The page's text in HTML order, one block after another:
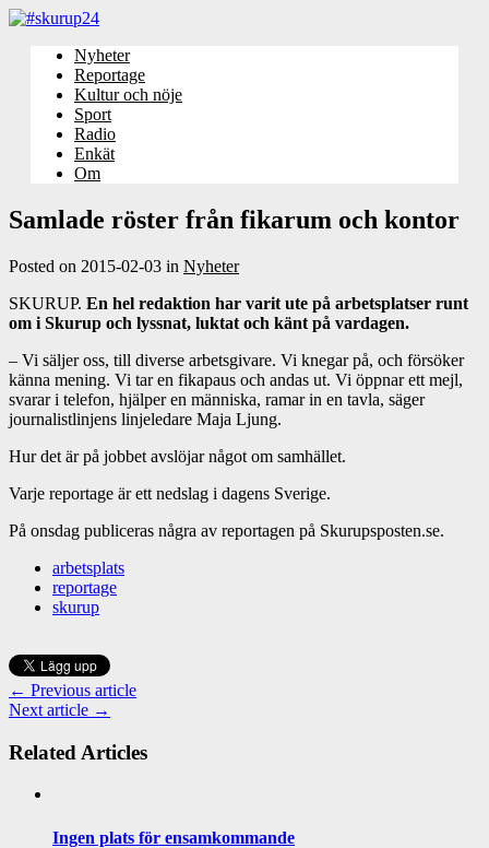
Nyheter
Reportage
Kultur och nöje
Sport
Radio
Enkät
Om
Samlade röster från fikarum och kontor
Posted on 2015-02-03 in Nyheter
SKURUP. En hel redaktion har varit ute på arbetsplatser runt
om i Skurup och lyssnat, luktat och känt på vardagen.
– Vi säljer oss, till diverse arbetsgivare. Vi knegar på, och försöker
känna mening. Vi tar en fikapaus och andas ut. Vi öppnar ett mejl,
svarar i telefon, hjälper en människa, ramar in en tavla, säger
journalistlinjens linjeledare Maja Ljung.
Hur det är på jobbet avslöjar något om samhället.
Varje reportage är ett nedslag i dagens Sverige.
På onsdag publiceras några av reportagen på Skurupsposten.se.
arbetsplats
reportage
skurup
← Previous article
Next article →
Related Articles
Ingen plats för ensamkommande